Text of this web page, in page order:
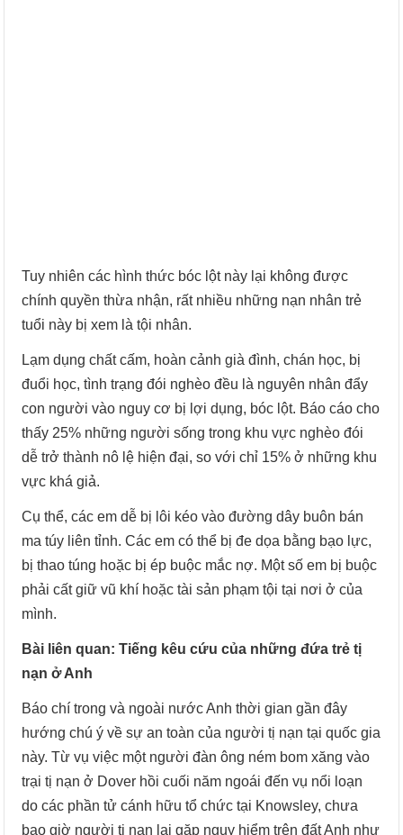
Tuy nhiên các hình thức bóc lột này lại không được
chính quyền thừa nhận, rất nhiều những nạn nhân trẻ
tuổi này bị xem là tội nhân.
Lạm dụng chất cấm, hoàn cảnh già đình, chán học, bị
đuổi học, tình trạng đói nghèo đều là nguyên nhân đẩy
con người vào nguy cơ bị lợi dụng, bóc lột. Báo cáo cho
thấy 25% những người sống trong khu vực nghèo đói
dễ trở thành nô lệ hiện đại, so với chỉ 15% ở những khu
vực khá giả.
Cụ thể, các em dễ bị lôi kéo vào đường dây buôn bán
ma túy liên tỉnh. Các em có thể bị đe dọa bằng bạo lực,
bị thao túng hoặc bị ép buộc mắc nợ. Một số em bị buộc
phải cất giữ vũ khí hoặc tài sản phạm tội tại nơi ở của
mình.
Bài liên quan: Tiếng kêu cứu của những đứa trẻ tị
nạn ở Anh
Báo chí trong và ngoài nước Anh thời gian gần đây
hướng chú ý về sự an toàn của người tị nạn tại quốc gia
này. Từ vụ việc một người đàn ông ném bom xăng vào
trại tị nạn ở Dover hồi cuối năm ngoái đến vụ nổi loạn
do các phần tử cánh hữu tổ chức tại Knowsley, chưa
bao giờ người tị nạn lại gặp nguy hiểm trên đất Anh như